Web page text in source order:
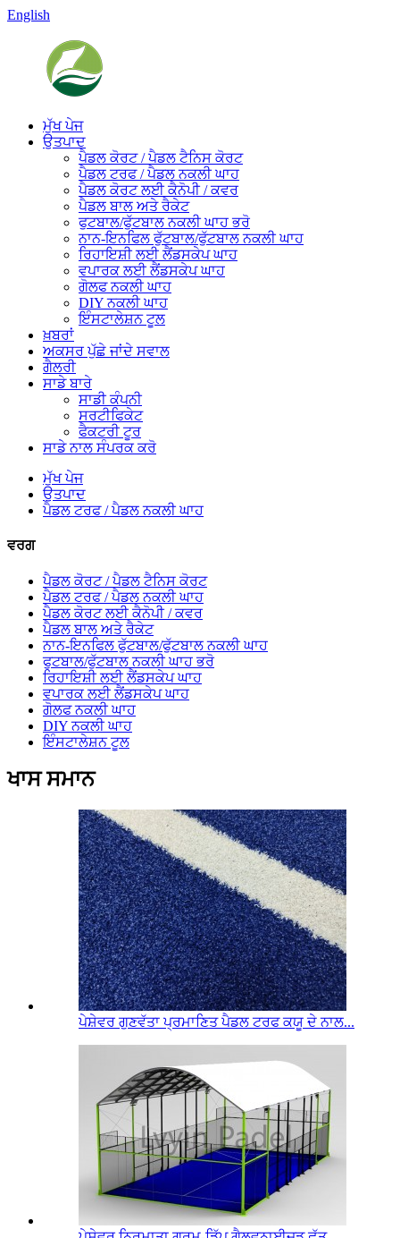
English
ਮੁੱਖ ਪੇਜ
ਉਤਪਾਦ
ਪੈਡਲ ਕੋਰਟ / ਪੈਡਲ ਟੈਨਿਸ ਕੋਰਟ
ਪੈਡਲ ਟਰਫ / ਪੈਡਲ ਨਕਲੀ ਘਾਹ
ਪੈਡਲ ਕੋਰਟ ਲਈ ਕੈਨੋਪੀ / ਕਵਰ
ਪੈਡਲ ਬਾਲ ਅਤੇ ਰੈਕੇਟ
ਫੁਟਬਾਲ/ਫੁੱਟਬਾਲ ਨਕਲੀ ਘਾਹ ਭਰੋ
ਨਾਨ-ਇਨਫਿਲ ਫੁੱਟਬਾਲ/ਫੁੱਟਬਾਲ ਨਕਲੀ ਘਾਹ
ਰਿਹਾਇਸ਼ੀ ਲਈ ਲੈਂਡਸਕੇਪ ਘਾਹ
ਵਪਾਰਕ ਲਈ ਲੈਂਡਸਕੇਪ ਘਾਹ
ਗੋਲਫ ਨਕਲੀ ਘਾਹ
DIY ਨਕਲੀ ਘਾਹ
ਇੰਸਟਾਲੇਸ਼ਨ ਟੂਲ
ਖ਼ਬਰਾਂ
ਅਕਸਰ ਪੁੱਛੇ ਜਾਂਦੇ ਸਵਾਲ
ਗੈਲਰੀ
ਸਾਡੇ ਬਾਰੇ
ਸਾਡੀ ਕੰਪਨੀ
ਸਰਟੀਫਿਕੇਟ
ਫੈਕਟਰੀ ਟੂਰ
ਸਾਡੇ ਨਾਲ ਸੰਪਰਕ ਕਰੋ
ਮੁੱਖ ਪੇਜ
ਉਤਪਾਦ
ਪੈਡਲ ਟਰਫ / ਪੈਡਲ ਨਕਲੀ ਘਾਹ
ਵਰਗ
ਪੈਡਲ ਕੋਰਟ / ਪੈਡਲ ਟੈਨਿਸ ਕੋਰਟ
ਪੈਡਲ ਟਰਫ / ਪੈਡਲ ਨਕਲੀ ਘਾਹ
ਪੈਡਲ ਕੋਰਟ ਲਈ ਕੈਨੋਪੀ / ਕਵਰ
ਪੈਡਲ ਬਾਲ ਅਤੇ ਰੈਕੇਟ
ਨਾਨ-ਇਨਫਿਲ ਫੁੱਟਬਾਲ/ਫੁੱਟਬਾਲ ਨਕਲੀ ਘਾਹ
ਫੁਟਬਾਲ/ਫੁੱਟਬਾਲ ਨਕਲੀ ਘਾਹ ਭਰੋ
ਰਿਹਾਇਸ਼ੀ ਲਈ ਲੈਂਡਸਕੇਪ ਘਾਹ
ਵਪਾਰਕ ਲਈ ਲੈਂਡਸਕੇਪ ਘਾਹ
ਗੋਲਫ ਨਕਲੀ ਘਾਹ
DIY ਨਕਲੀ ਘਾਹ
ਇੰਸਟਾਲੇਸ਼ਨ ਟੂਲ
ਖਾਸ ਸਮਾਨ
ਪੇਸ਼ੇਵਰ ਗੁਣਵੱਤਾ ਪ੍ਰਮਾਣਿਤ ਪੈਡਲ ਟਰਫ ਕਯੂ ਦੇ ਨਾਲ...